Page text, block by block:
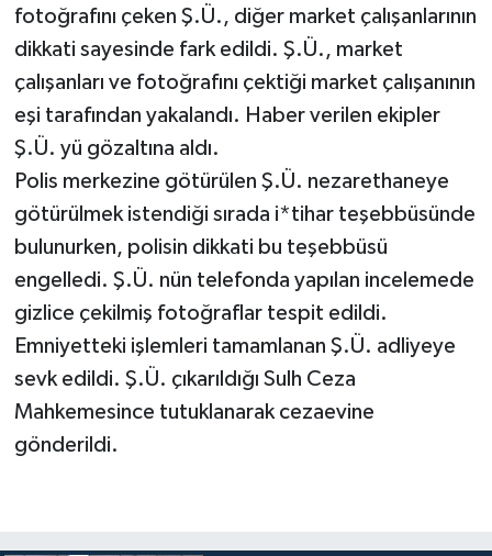
fotoğrafını çeken Ş.Ü., diğer market çalışanlarının
dikkati sayesinde fark edildi. Ş.Ü., market
çalışanları ve fotoğrafını çektiği market çalışanının
eşi tarafından yakalandı. Haber verilen ekipler
Ş.Ü. yü gözaltına aldı.
Polis merkezine götürülen Ş.Ü. nezarethaneye
götürülmek istendiği sırada i*tihar teşebbüsünde
bulunurken, polisin dikkati bu teşebbüsü
engelledi. Ş.Ü. nün telefonda yapılan incelemede
gizlice çekilmiş fotoğraflar tespit edildi.
Emniyetteki işlemleri tamamlanan Ş.Ü. adliyeye
sevk edildi. Ş.Ü. çıkarıldığı Sulh Ceza
Mahkemesince tutuklanarak cezaevine
gönderildi.